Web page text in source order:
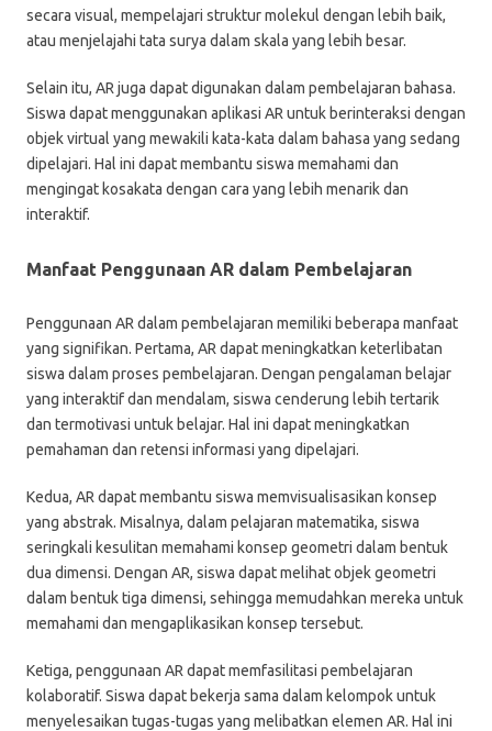
secara visual, mempelajari struktur molekul dengan lebih baik,
atau menjelajahi tata surya dalam skala yang lebih besar.
Selain itu, AR juga dapat digunakan dalam pembelajaran bahasa.
Siswa dapat menggunakan aplikasi AR untuk berinteraksi dengan
objek virtual yang mewakili kata-kata dalam bahasa yang sedang
dipelajari. Hal ini dapat membantu siswa memahami dan
mengingat kosakata dengan cara yang lebih menarik dan
interaktif.
Manfaat Penggunaan AR dalam Pembelajaran
Penggunaan AR dalam pembelajaran memiliki beberapa manfaat
yang signifikan. Pertama, AR dapat meningkatkan keterlibatan
siswa dalam proses pembelajaran. Dengan pengalaman belajar
yang interaktif dan mendalam, siswa cenderung lebih tertarik
dan termotivasi untuk belajar. Hal ini dapat meningkatkan
pemahaman dan retensi informasi yang dipelajari.
Kedua, AR dapat membantu siswa memvisualisasikan konsep
yang abstrak. Misalnya, dalam pelajaran matematika, siswa
seringkali kesulitan memahami konsep geometri dalam bentuk
dua dimensi. Dengan AR, siswa dapat melihat objek geometri
dalam bentuk tiga dimensi, sehingga memudahkan mereka untuk
memahami dan mengaplikasikan konsep tersebut.
Ketiga, penggunaan AR dapat memfasilitasi pembelajaran
kolaboratif. Siswa dapat bekerja sama dalam kelompok untuk
menyelesaikan tugas-tugas yang melibatkan elemen AR. Hal ini